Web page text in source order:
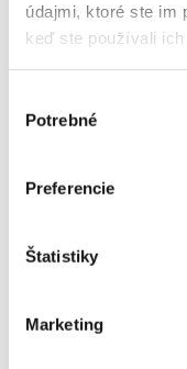
údajmi, ktoré ste im
keď ste používali ich
súhlasu
Potrebné
Preferencie
Štatistiky
Marketing